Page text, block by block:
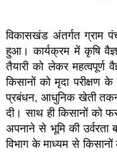
विकासखंड अंतर्गत ग्राम
हुआ। कार्यक्रम में कृषि
तैयारी को लेकर महत्वपूर्ण
किसानों को मृदा
प्रबंधन, आधुनिक खेती
दी। साथ ही किसानों को
अपनाने से भूमि की उर्वरता
विभाग के माध्यम से किसानों